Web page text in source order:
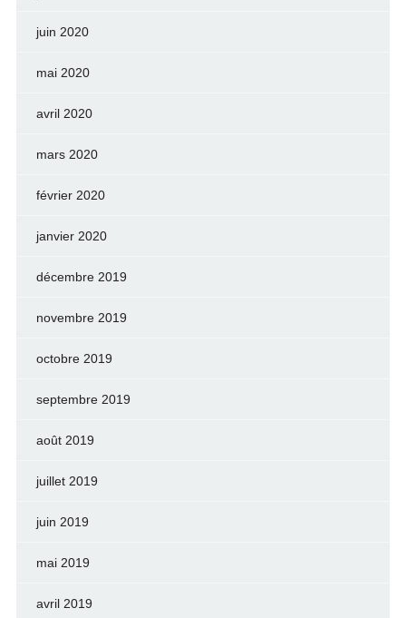
juin 2020
mai 2020
avril 2020
mars 2020
février 2020
janvier 2020
décembre 2019
novembre 2019
octobre 2019
septembre 2019
août 2019
juillet 2019
juin 2019
mai 2019
avril 2019